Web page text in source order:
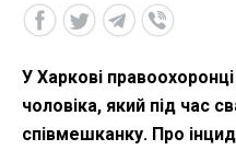
У Харкові
чоловіка, який під час
співмешканку. Про